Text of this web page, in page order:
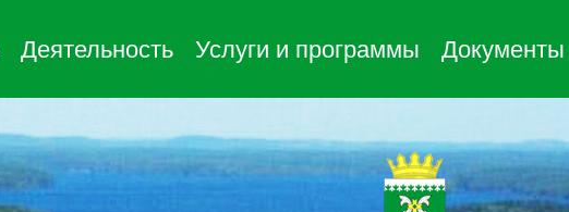
Деятельность Услуги и программы Документы